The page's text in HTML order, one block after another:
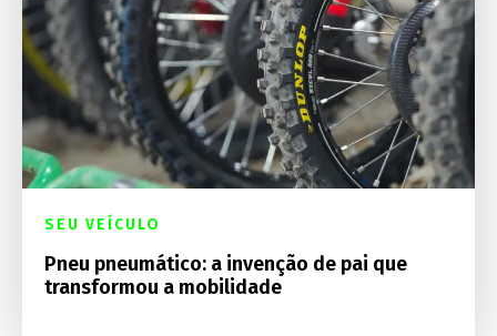
SEU VEÍCULO
Pneu pneumático: a invenção de pai que
transformou a mobilidade